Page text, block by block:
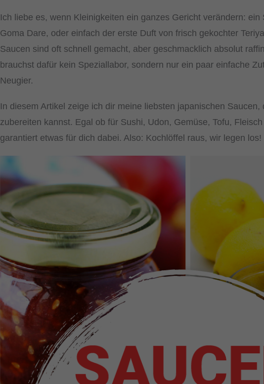
Ich liebe es, wenn Kleinigkeiten ein ganzes Gericht verändern: ein
Goma Dare, oder einfach der erste Duft von frisch gekochter
Saucen sind oft schnell gemacht, aber geschmacklich absolut
brauchst dafür kein Speziallabor, sondern nur ein paar einfache
Neugier.
In diesem Artikel zeige ich dir meine liebsten japanischen
zubereiten kannst. Egal ob für Sushi, Udon, Gemüse, Tofu,
garantiert etwas für dich dabei. Also: Kochlöffel raus, wir legen los!